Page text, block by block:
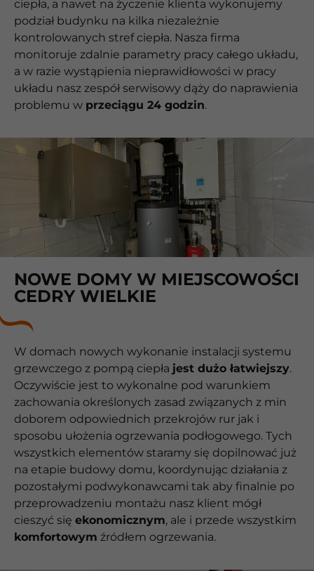
ciepła, a nawet na życzenie klienta wykonujemy
podział budynku na kilka niezależnie
kontrolowanych stref ciepła. Nasza firma
monitoruje zdalnie parametry pracy całego układu,
a w razie wystąpienia nieprawidłowości w pracy
układu nasz zespół serwisowy dąży do naprawienia
problemu w przeciągu 24 godzin.
NOWE DOMY W MIEJSCOWOŚCI
CEDRY WIELKIE
W domach nowych wykonanie instalacji systemu
grzewczego z pompą ciepła jest dużo łatwiejszy.
Oczywiście jest to wykonalne pod warunkiem
zachowania określonych zasad związanych z min
doborem odpowiednich przekrojów rur jak i
sposobu ułożenia ogrzewania podłogowego. Tych
wszystkich elementów staramy się dopilnować już
na etapie budowy domu, koordynując działania z
pozostałymi podwykonawcami tak aby finalnie po
przeprowadzeniu montażu nasz klient mógł
cieszyć się ekonomicznym, ale i przede wszystkim
komfortowym źródłem ogrzewania.